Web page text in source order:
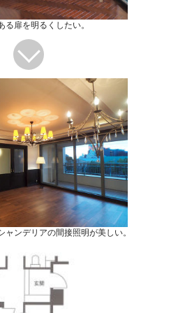
る扉を明るくしたい。
ンデリアの間接照明が美しい。